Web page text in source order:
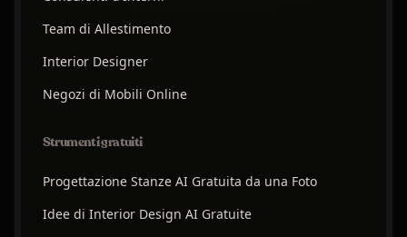
Team di Allestimento
Interior Designer
Negozi di Mobili Online
Strumenti gratuiti
Progettazione Stanze AI Gratuita da una Foto
Idee di Interior Design AI Gratuite